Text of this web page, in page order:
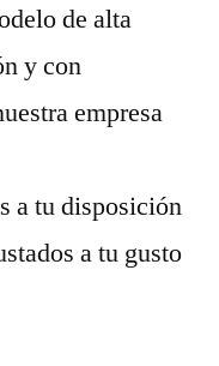
de alta
y con
empresa
a tu disposición
a tu gusto